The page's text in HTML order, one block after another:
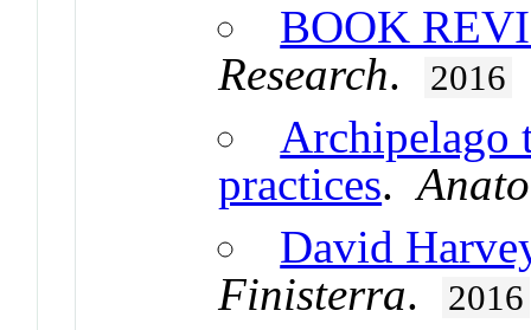
BOOK
Research. 2016
Archipelago
practices.
David
Finisterra. 2016